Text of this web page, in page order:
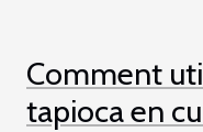
Comment
tapioca en